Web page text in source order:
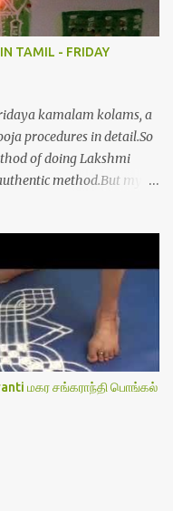
TAMIL - FRIDAY
kamalam kolams, a
procedures in detail.So
of doing Lakshmi
method.But my
pooja
i.e Archanai slokam
pooja procedures.Hope
sloka pictures from our
also typed the Shodasha
If u want to use
permission.Thanks for
மகர சங்கராந்தி பொங்கல்